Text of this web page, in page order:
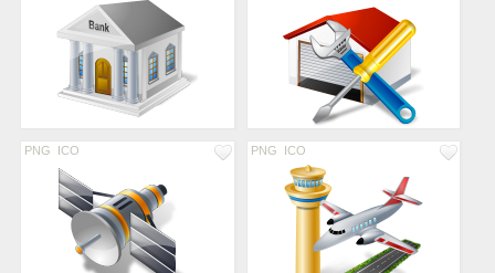
PNG ICO PNG ICO